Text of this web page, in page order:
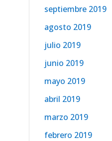
septiembre 2019
agosto 2019
julio 2019
junio 2019
mayo 2019
abril 2019
marzo 2019
febrero 2019